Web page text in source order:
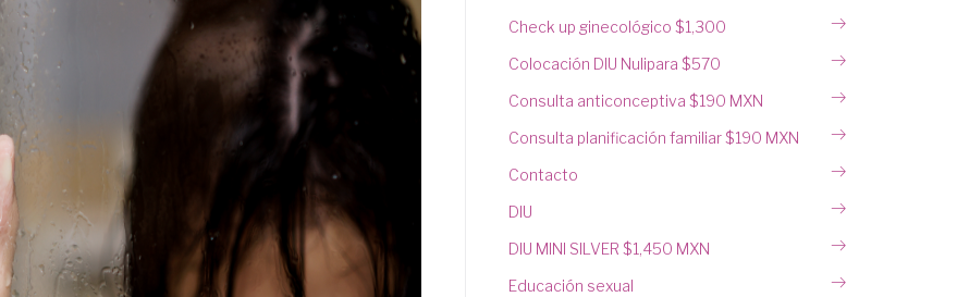
Check up ginecológico $1,300
Colocación DIU Nulipara $570
Consulta anticonceptiva $190 MXN
Consulta planificación familiar $190 MXN
Contacto
DIU
DIU MINI SILVER $1,450 MXN
Educación sexual